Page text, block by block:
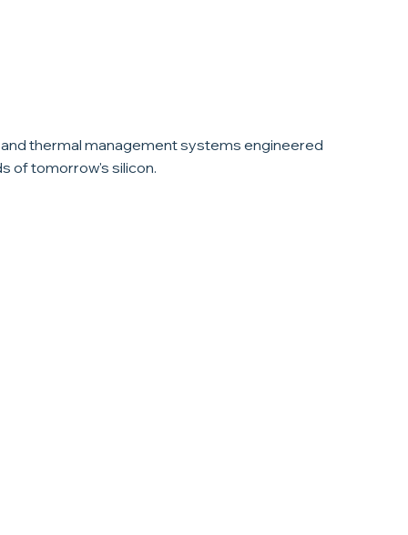
thermal management systems engineered
of tomorrow's silicon.